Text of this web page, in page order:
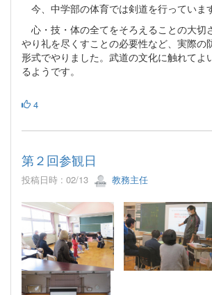
今、中学部の体育では剣道を行っていま
心・技・体の全てをそろえることの大切
やり礼を尽くすことの必要性など、実際の
形式でやりました。武道の文化に触れてよ
るようです。
4
第２回参観日
投稿日時 : 02/13 教務主任